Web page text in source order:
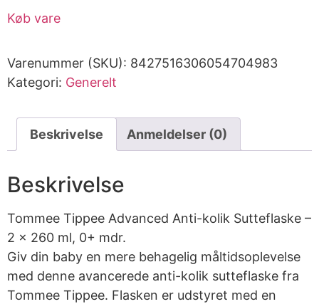
Køb vare
Varenummer (SKU): 8427516306054704983
Kategori: Generelt
Beskrivelse Anmeldelser (0)
Beskrivelse
Tommee Tippee Advanced Anti-kolik Sutteflaske –
2 x 260 ml, 0+ mdr.
Giv din baby en mere behagelig måltidsoplevelse
med denne avancerede anti-kolik sutteflaske fra
Tommee Tippee. Flasken er udstyret med en